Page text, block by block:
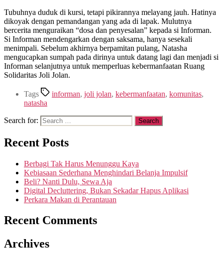
Tubuhnya duduk di kursi, tetapi pikirannya melayang jauh. Hatinya
dikoyak dengan pemandangan yang ada di lapak. Mulutnya
bercerita menguraikan “dosa dan penyesalan” kepada si Informan.
Si Informan mendengarkan dengan saksama, hanya sesekali
menimpali. Sebelum akhirnya berpamitan pulang, Natasha
mengucapkan sumpah pada dirinya untuk datang lagi dan menjadi si
Informan selanjutnya untuk memperluas kebermanfaatan Ruang
Solidaritas Joli Jolan.
Tags informan, joli jolan, kebermanfaatan, komunitas,
natasha
Search for:
Recent Posts
Berbagi Tak Harus Menunggu Kaya
Kebiasaan Sederhana Menghindari Belanja Impulsif
Beli? Nanti Dulu, Sewa Aja
Digital Decluttering, Bukan Sekadar Hapus Aplikasi
Perkara Makan di Perantauan
Recent Comments
Archives